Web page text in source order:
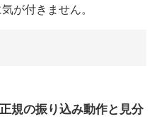
が付きません。
規の振り込み動作と見分